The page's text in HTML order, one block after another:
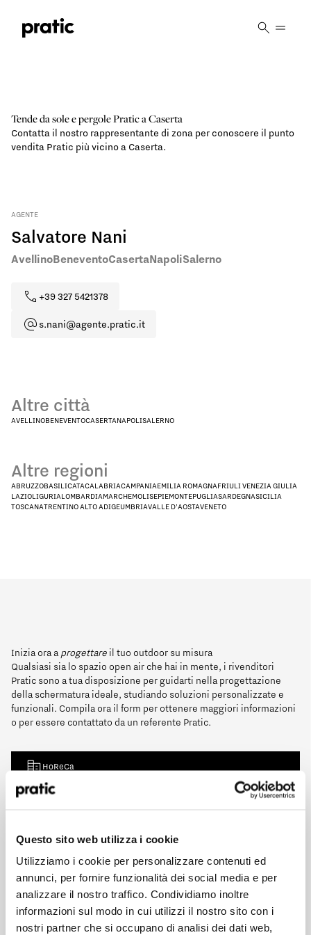
Questo sito web utilizza i cookie
Utilizziamo i cookie per personalizzare contenuti ed
annunci, per fornire funzionalità dei social media e per
analizzare il nostro traffico. Condividiamo inoltre
informazioni sul modo in cui utilizzi il nostro sito con i
nostri partner che si occupano di analisi dei dati web,
Tende da sole e pergole Pratic a Caserta
Contatta il nostro rappresentante di zona per conoscere il punto
vendita Pratic più vicino a Caserta.
AGENTE
Salvatore Nani
AvellinoBeneventoCasertaNapoliSalerno
+39 327 5421378
s.nani@agente.pratic.it
Altre città
AVELLINOBENEVENTOCASERTANAPOLISALERNO
Altre regioni
ABRUZZOBASILICATACALABRIACAMPANIAEMILIA ROMAGNAFRIULI VENEZIA GIULIA
LAZIOLIGURIALOMBARDIAMARCHEMOLISEPIEMONTEPUGLIASARDEGNASICILIA
TOSCANATRENTINO ALTO ADIGEUMBRIAVALLE D'AOSTAVENETO
Inizia ora aprogettare il tuo outdoor su misura
Qualsiasi sia lo spazio open air che hai in mente, i rivenditori
Pratic sono a tua disposizione per guidarti nella progettazione
della schermatura ideale, studiando soluzioni personalizzate e
funzionali. Compila ora il form per ottenere maggiori informazioni
o per essere contattato da un referente Pratic.
HoReCa
Privato
Rivenditore
HoReCa
Designer/Progettista
Privato